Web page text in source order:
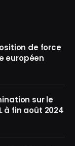
de force
européen
sur le
à fin août 2024